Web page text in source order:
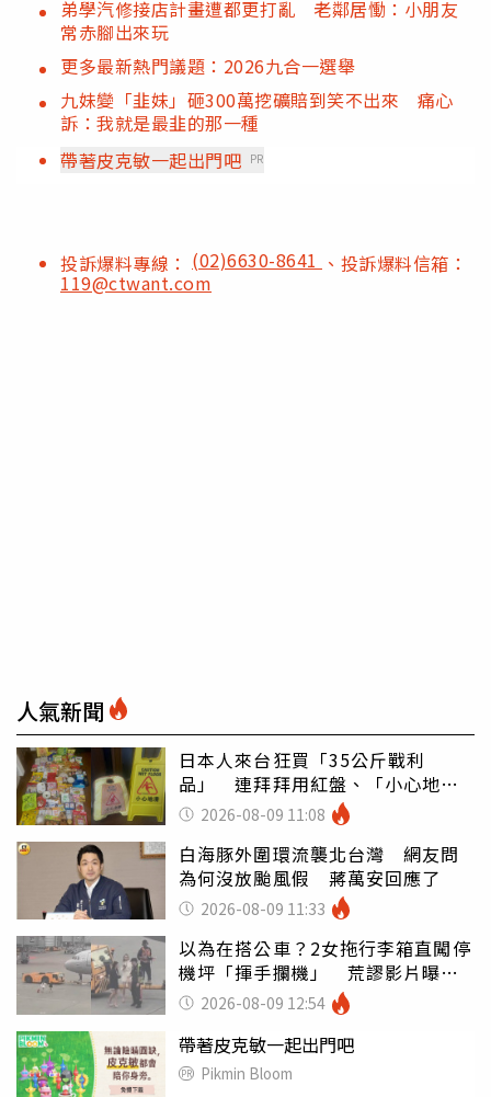
弟學汽修接店計畫遭都更打亂 老鄰居慟：小朋友
常赤腳出來玩
更多最新熱門議題：2026九合一選舉
九妹變「韭妹」砸300萬挖礦賠到笑不出來 痛心
訴：我就是最韭的那一種
帶著皮克敏一起出門吧 PR
投訴爆料專線： (02)6630-8641 、投訴爆料信箱：
119@ctwant.com
人氣新聞
日本人來台狂買「35公斤戰利
品」 連拜拜用紅盤、「小心地
滑」告示牌也帶回家
2026-08-09 11:08
白海豚外圍環流襲北台灣 網友問
為何沒放颱風假 蔣萬安回應了
2026-08-09 11:33
以為在搭公車？2女拖行李箱直闖停
機坪「揮手攔機」 荒謬影片曝網
傻眼2026-08-09 12:54
帶著皮克敏一起出門吧
Pikmin Bloom